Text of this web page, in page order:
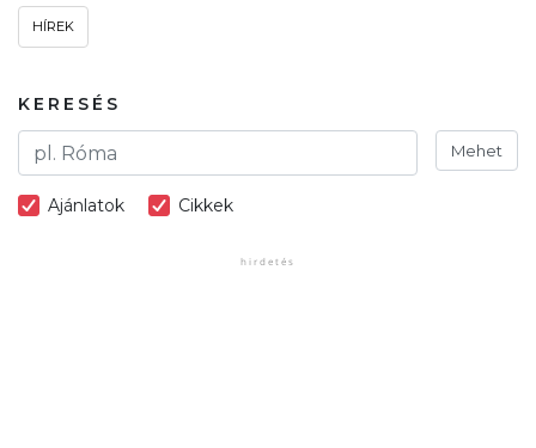
HÍREK
KERESÉS
Mehet
Ajánlatok Cikkek